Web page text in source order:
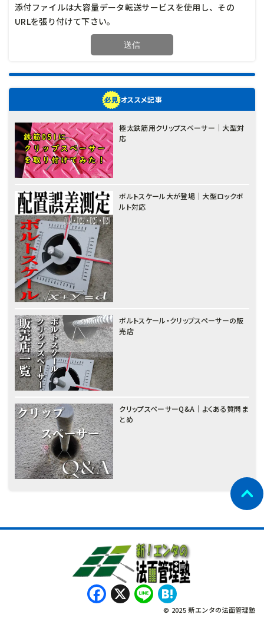
添付ファイルは大容量データ転送サービスを使用し、その
URLを張り付けて下さい。
オススメ記事
極太鉄筋用クリップスペーサー｜大型対
応
ボルトスケール大が登場｜大型ロックボ
ルト対応
ボルトスケール・クリップスペーサーの販
売店
クリップスペーサーQ&A｜よくある質問ま
とめ
Facebook
X Line
© 2025 新エンタの法面管理塾